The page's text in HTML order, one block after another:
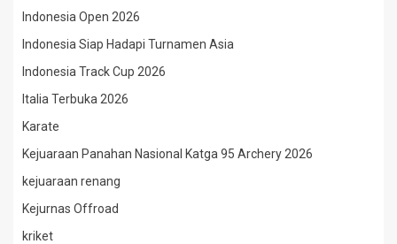
Indonesia Open 2026
Indonesia Siap Hadapi Turnamen Asia
Indonesia Track Cup 2026
Italia Terbuka 2026
Karate
Kejuaraan Panahan Nasional Katga 95 Archery 2026
kejuaraan renang
Kejurnas Offroad
kriket